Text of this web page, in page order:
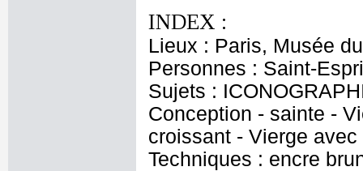
INDEX :
Lieux : Paris, Musée
Personnes : Saint-
Sujets :
Conception - sainte -
croissant - Vierge
Techniques : encre